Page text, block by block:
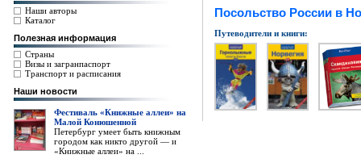
Наши авторы
Каталог
Полезная информация
Страны
Визы и загранпаспорт
Транспорт и расписания
Наши новости
Фестиваль «Книжные аллеи» на
Малой Конюшенной
Петербург умеет быть книжным
городом как никто другой — и
«Книжные аллеи» на ...
Посольство России в
Путеводители и книги: